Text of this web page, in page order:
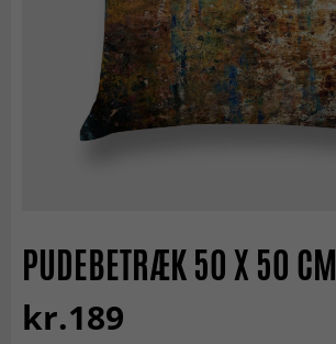
PUDEBETRÆK 50 X 50 CM
kr.189